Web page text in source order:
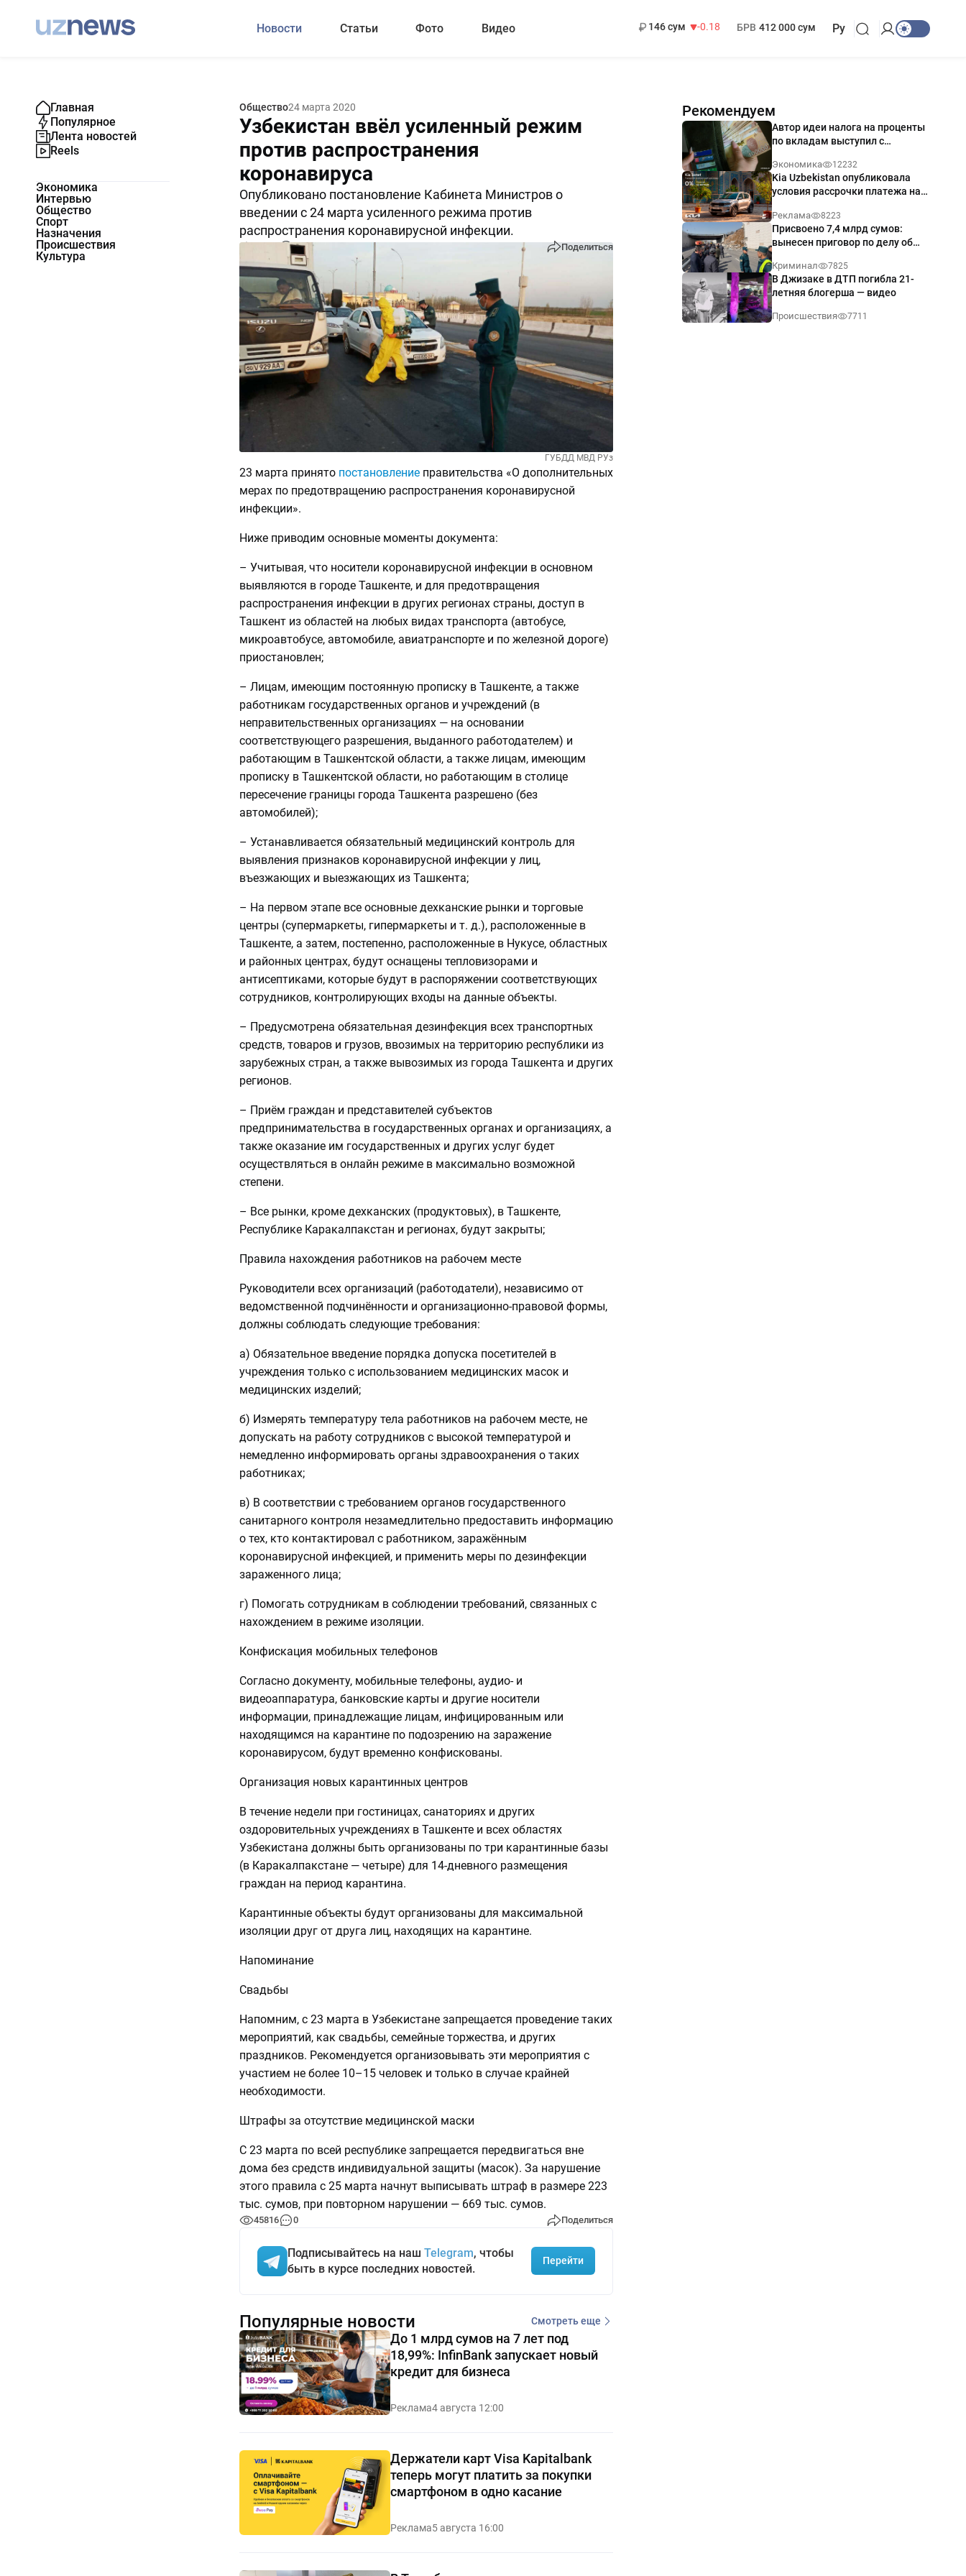
Новости Статьи Фото Видео
146 сум
-0.18
БРВ 412 000 сум Ру
Главная
Популярное
Лента новостей
Reels
Экономика
Интервью
Общество
Спорт
Назначения
Происшествия
Культура
Общество24 марта 2020
Узбекистан ввёл усиленный режим
против распространения
коронавируса
Опубликовано постановление Кабинета Министров о
введении с 24 марта усиленного режима против
распространения коронавирусной инфекции.
0 Поделиться
ГУБДД МВД РУз
23 марта принято постановлениеправительства «О дополнительных
мерах по предотвращению распространения коронавирусной
инфекции».
Ниже приводим основные моменты документа:
– Учитывая, что носители коронавирусной инфекции в основном
выявляются в городе Ташкенте, и для предотвращения
распространения инфекции в других регионах страны, доступ в
Ташкент из областей на любых видах транспорта (автобусе,
микроавтобусе, автомобиле, авиатранспорте и по железной дороге)
приостановлен;
– Лицам, имеющим постоянную прописку в Ташкенте, а также
работникам государственных органов и учреждений (в
неправительственных организациях — на основании
соответствующего разрешения, выданного работодателем) и
работающим в Ташкентской области, а также лицам, имеющим
прописку в Ташкентской области, но работающим в столице
пересечение границы города Ташкента разрешено (без
автомобилей);
– Устанавливается обязательный медицинский контроль для
выявления признаков коронавирусной инфекции у лиц,
въезжающих и выезжающих из Ташкента;
– На первом этапе все основные дехканские рынки и торговые
центры (супермаркеты, гипермаркеты и т. д.), расположенные в
Ташкенте, а затем, постепенно, расположенные в Нукусе, областных
и районных центрах, будут оснащены тепловизорами и
антисептиками, которые будут в распоряжении соответствующих
сотрудников, контролирующих входы на данные объекты.
– Предусмотрена обязательная дезинфекция всех транспортных
средств, товаров и грузов, ввозимых на территорию республики из
зарубежных стран, а также вывозимых из города Ташкента и других
регионов.
– Приём граждан и представителей субъектов
предпринимательства в государственных органах и организациях, а
также оказание им государственных и других услуг будет
осуществляться в онлайн режиме в максимально возможной
степени.
– Все рынки, кроме дехканских (продуктовых), в Ташкенте,
Республике Каракалпакстан и регионах, будут закрыты;
Правила нахождения работников на рабочем месте
Руководители всех организаций (работодатели), независимо от
ведомственной подчинённости и организационно-правовой формы,
должны соблюдать следующие требования:
а) Обязательное введение порядка допуска посетителей в
учреждения только с использованием медицинских масок и
медицинских изделий;
б) Измерять температуру тела работников на рабочем месте, не
допускать на работу сотрудников с высокой температурой и
немедленно информировать органы здравоохранения о таких
работниках;
в) В соответствии с требованием органов государственного
санитарного контроля незамедлительно предоставить информацию
о тех, кто контактировал с работником, заражённым
коронавирусной инфекцией, и применить меры по дезинфекции
зараженного лица;
г) Помогать сотрудникам в соблюдении требований, связанных с
нахождением в режиме изоляции.
Конфискация мобильных телефонов
Согласно документу, мобильные телефоны, аудио- и
видеоаппаратура, банковские карты и другие носители
информации, принадлежащие лицам, инфицированным или
находящимся на карантине по подозрению на заражение
коронавирусом, будут временно конфискованы.
Организация новых карантинных центров
В течение недели при гостиницах, санаториях и других
оздоровительных учреждениях в Ташкенте и всех областях
Узбекистана должны быть организованы по три карантинные базы
(в Каракалпакстане — четыре) для 14-дневного размещения
граждан на период карантина.
Карантинные объекты будут организованы для максимальной
изоляции друг от друга лиц, находящих на карантине.
Напоминание
Свадьбы
Напомним, с 23 марта в Узбекистане запрещается проведение таких
мероприятий, как свадьбы, семейные торжества, и других
праздников. Рекомендуется организовывать эти мероприятия с
участием не более 10–15 человек и только в случае крайней
необходимости.
Штрафы за отсутствие медицинской маски
С 23 марта по всей республике запрещается передвигаться вне
дома без средств индивидуальной защиты (масок). За нарушение
этого правила с 25 марта начнут выписывать штраф в размере 223
тыс. сумов, при повторном нарушении — 669 тыс. сумов.
45816 0 Поделиться
Подписывайтесь на наш Telegram, чтобы
быть в курсе последних новостей.
Перейти
Рекомендуем
Автор идеи налога на проценты
по вкладам выступил с
Экономика 12232
Kia Uzbekistan опубликовала
условия рассрочки платежа на
годовых
Реклама 8223
Присвоено 7,4 млрд сумов:
вынесен приговор по делу об
Ташкенте
Криминал 7825
В Джизаке в ДТП погибла 21-
летняя блогерша — видео
Происшествия 7711
Популярные новости Смотреть еще
До 1 млрд сумов на 7 лет под
18,99%: InfinBank запускает новый
кредит для бизнеса
Реклама4 августа 12:00
Держатели карт Visa Kapitalbank
теперь могут платить за покупки
смартфоном в одно касание
Реклама5 августа 16:00